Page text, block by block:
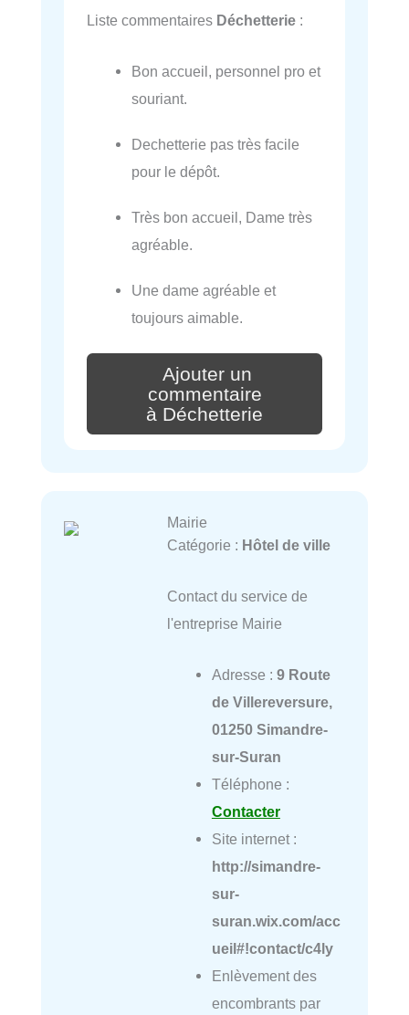
Liste commentaires Déchetterie :
Bon accueil, personnel pro et
souriant.
Dechetterie pas très facile
pour le dépôt.
Très bon accueil, Dame très
agréable.
Une dame agréable et
toujours aimable.
Ajouter un
commentaire
à Déchetterie
Mairie
Catégorie : Hôtel de ville
Contact du service de
l'entreprise Mairie
Adresse : 9 Route
de Villereversure,
01250 Simandre-
sur-Suran
Téléphone :
Contacter
Site internet :
http://simandre-
sur-
suran.wix.com/acc
ueil#!contact/c4ly
Enlèvement des
encombrants par